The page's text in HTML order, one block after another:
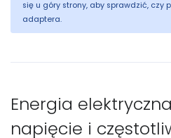
się u góry strony, aby sprawdzić, czy
adaptera.
Energia
napięcie i